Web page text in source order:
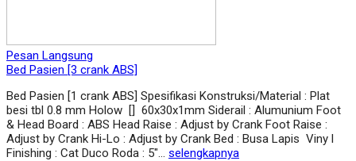
Pesan Langsung
Bed Pasien [3 crank ABS]
Bed Pasien [1 crank ABS] Spesifikasi Konstruksi/Material : Plat
besi tbl 0.8 mm Holow [] 60x30x1mm Siderail : Alumunium Foot
& Head Board : ABS Head Raise : Adjust by Crank Foot Raise :
Adjust by Crank Hi-Lo : Adjust by Crank Bed : Busa Lapis Viny l
Finishing : Cat Duco Roda : 5″… selengkapnya